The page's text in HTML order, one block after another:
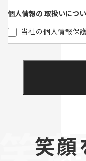
個人情報の 取扱いにつ
当社の個人情報保
笑顔